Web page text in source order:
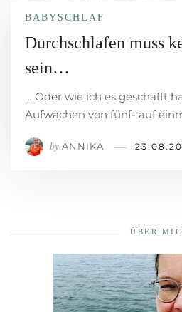
BABYSCHLAF
Durchschlafen muss
sein…
… Oder wie ich es geschafft
Aufwachen von fünf- auf
by ANNIKA
ÜBER